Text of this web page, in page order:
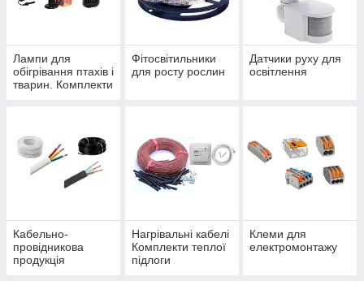
Лампи для
обігрівання птахів і
тварин. Комплекти
Фітосвітильники
для росту рослин
Датчики руху для
освітлення
Кабельно-
провідникова
продукція
Нагрівальні кабелі
Комплекти теплої
підлоги
Клеми для
електромонтажу